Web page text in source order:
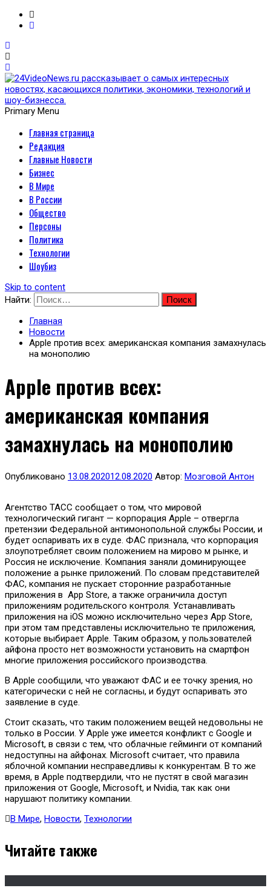
24VideoNews.ru
рассказывает о самых
интересных новостях,
касающихся политики,
экономики, технологий и
шоу-бизнесса.
Primary Menu
Главная страница
Редакция
Главные Новости
Бизнес
В Мире
В России
Общество
Персоны
Политика
Технологии
Шоубиз
Skip to content
Найти:
Главная
Новости
Apple против всех: американская компания замахнулась
на монополию
Apple против всех:
американская компания
замахнулась на монополию
Опубликовано 13.08.202012.08.2020 Автор: Мозговой Антон
Агентство ТАСС сообщает о том, что мировой
технологический гигант — корпорация Apple – отвергла
претензии Федеральной антимонопольной службы России, и
будет оспаривать их в суде. ФАС признала, что корпорация
злоупотребляет своим положением на мирово м рынке, и
Россия не исключение. Компания заняли доминирующее
положение а рынке приложений. По словам представителей
ФАС, компания не пускает сторонние разработанные
приложения в App Store, а также ограничила доступ
приложениям родительского контроля. Устанавливать
приложения на iOS можно исключительно через App Store,
при этом там представлены исключительно те приложения,
которые выбирает Apple. Таким образом, у пользователей
айфона просто нет возможности установить на смартфон
многие приложения российского производства.
В Apple сообщили, что уважают ФАС и ее точку зрения, но
категорически с ней не согласны, и будут оспаривать это
заявление в суде.
Стоит сказать, что таким положением вещей недовольны не
только в России. У Apple уже имеется конфликт с Google и
Microsoft, в связи с тем, что облачные гейминги от компаний
недоступны на айфонах. Microsoft считает, что правила
яблочной компании несправедливы к конкурентам. В то же
время, в Apple подтвердили, что не пустят в свой магазин
приложения от Google, Microsoft, и Nvidia, так как они
нарушают политику компании.
В Мире, Новости, Технологии
Читайте также